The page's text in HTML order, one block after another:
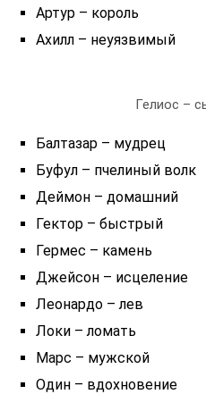
Артур – король
Ахилл – неуязвимый
Гелиос –
Балтазар – мудрец
Буфул – пчелиный волк
Деймон – домашний
Гектор – быстрый
Гермес – камень
Джейсон – исцеление
Леонардо – лев
Локи – ломать
Марс – мужской
Один – вдохновение